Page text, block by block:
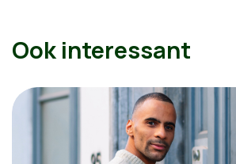
Ook interessant